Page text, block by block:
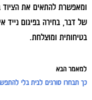
ומאפשרת להתאים את הציוד
של דבר, בחירה בפיגום נייד
בטיחותית ומוצלחת.
למאמר הבא